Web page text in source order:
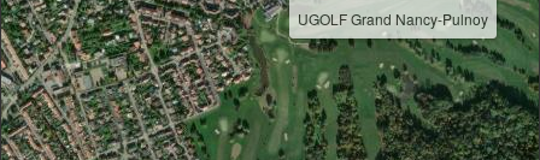
UGOLF Grand Nancy-Pulnoy